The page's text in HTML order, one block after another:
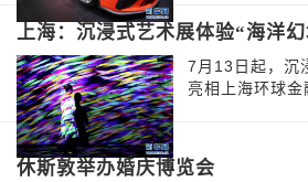
上海：沉浸式艺术展体验“海洋
7月13日起，沉
亮相上海环球金
休斯敦举办婚庆博览会